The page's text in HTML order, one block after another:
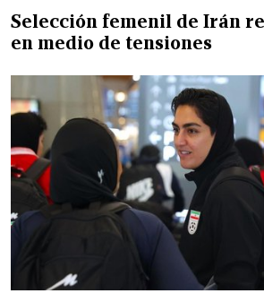
Selección femenil de Irán
en medio de tensiones